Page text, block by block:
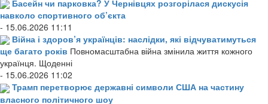
Басейн чи парковка? У Чернівцях розгорілася дискусія
навколо спортивного об’єкта
- 15.06.2026 11:11
Війна і здоров’я українців: наслідки, які відчуватимуться
ще багато років Повномасштабна війна змінила життя кожного
українця. Щоденні
- 15.06.2026 11:02
Трамп перетворює державні символи США на частину
власного політичного шоу